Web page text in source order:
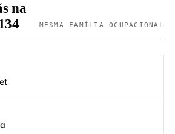
na
MESMA FAMÍLIA OCUPACIONAL